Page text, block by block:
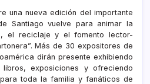
una nueva edición del importante
Santiago vuelve para animar la
el reciclaje y el fomento lector-
Más de 30 expositores de
dirán presente exhibiendo
exposiciones y ofreciendo
toda la familia y fanáticos de